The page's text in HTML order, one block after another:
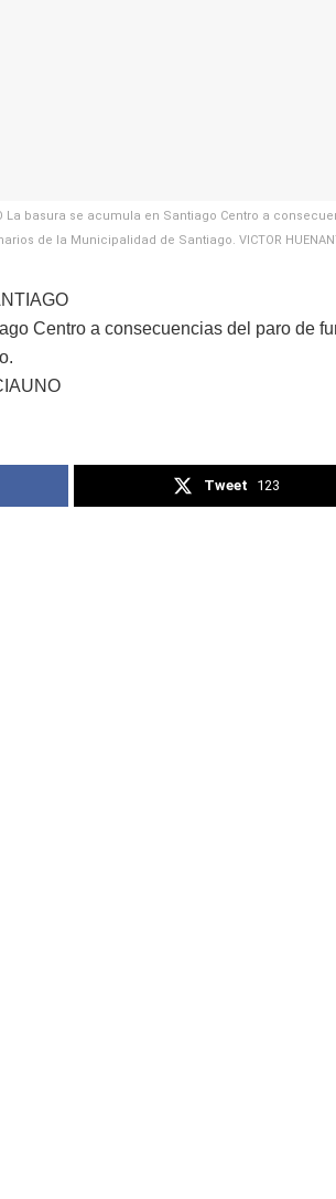
La basura se acumula en Santiago Centro a
de la Municipalidad de Santiago. VICTOR
Centro a consecuencias del paro de
Tweet 123